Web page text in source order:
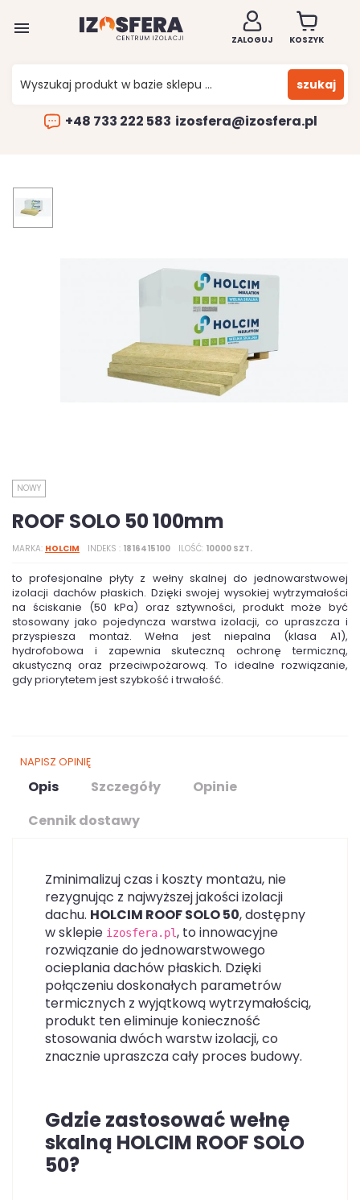

ZALOGUJ KOSZYK
szukaj
+48 733 222 583 izosfera@izosfera.pl
NOWY
ROOF SOLO 50 100mm
MARKA HOLCIM INDEKS 1816415100 ILOŚĆ 10000 SZT.
to profesjonalne płyty z wełny skalnej do jednowarstwowej
izolacji dachów płaskich. Dzięki swojej wysokiej wytrzymałości
na ściskanie (50 kPa) oraz sztywności, produkt może być
stosowany jako pojedyncza warstwa izolacji, co upraszcza i
przyspiesza montaż. Wełna jest niepalna (klasa A1),
hydrofobowa i zapewnia skuteczną ochronę termiczną,
akustyczną oraz przeciwpożarową. To idealne rozwiązanie,
gdy priorytetem jest szybkość i trwałość.
NAPISZ OPINIĘ
Opis Szczegóły
Opinie
Cennik dostawy
Zminimalizuj czas i koszty montażu, nie
rezygnując z najwyższej jakości izolacji
dachu. HOLCIM ROOF SOLO 50, dostępny
w sklepie izosfera.pl, to innowacyjne
rozwiązanie do jednowarstwowego
ocieplania dachów płaskich. Dzięki
połączeniu doskonałych parametrów
termicznych z wyjątkową wytrzymałością,
produkt ten eliminuje konieczność
stosowania dwóch warstw izolacji, co
znacznie upraszcza cały proces budowy.
Gdzie zastosować wełnę
skalną HOLCIM ROOF SOLO
50?